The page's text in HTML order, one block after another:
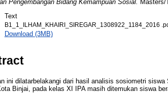
Pengembangan Bidang Kemampuan Sosial.
Masters/
Text
B1_1_ILHAM_KHAIRI_SIREGAR_1308922_1184_2016
Download (3MB)
ini dilatarbelakangi dari hasil analisis sosiometri siswa
Binjai, pada kelas XI IPA masih ditemukan siswa